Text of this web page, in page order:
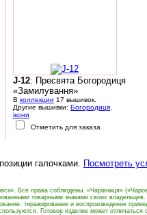
J-12: Пресвята Богородиця
«Замилування»
В коллекции 17 вышивок.
Другие вышивки: Богородиця,
ікони
Отметить для заказа
галочками. Посмотреть
Все права соблюдены. «Чарівниця»
товарными знаками своих
тиражирование и воспроизведение
Готовое изделие может отличаться